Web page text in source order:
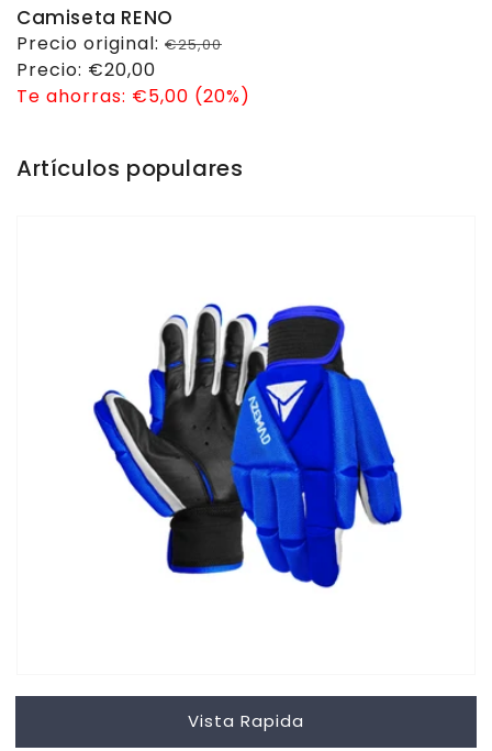
Camiseta RENO
Precio
habitual
Precio original: €25,00
Precio
de
Precio: €20,00
Te ahorras: €5,00 (20%)
Artículos populares
Vista Rapida